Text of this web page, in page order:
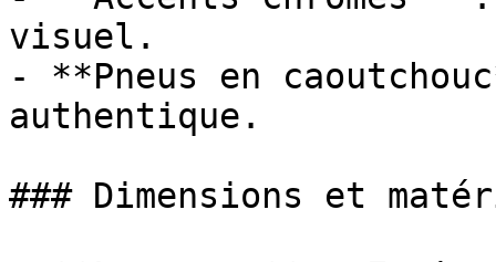
visuel.
- **Pneus en
authentique.
### Dimensions et